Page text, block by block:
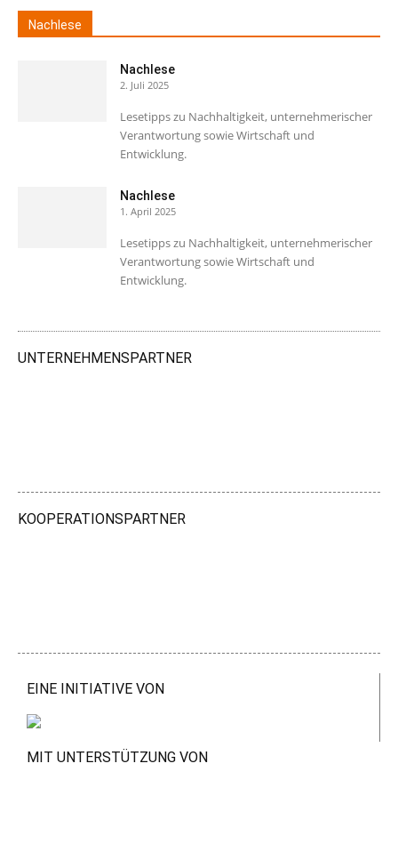
Nachlese
Nachlese
2. Juli 2025
Lesetipps zu Nachhaltigkeit, unternehmerischer
Verantwortung sowie Wirtschaft und
Entwicklung.
Nachlese
1. April 2025
Lesetipps zu Nachhaltigkeit, unternehmerischer
Verantwortung sowie Wirtschaft und
Entwicklung.
UNTERNEHMENSPARTNER
KOOPERATIONSPARTNER
EINE INITIATIVE VON
MIT UNTERSTÜTZUNG VON